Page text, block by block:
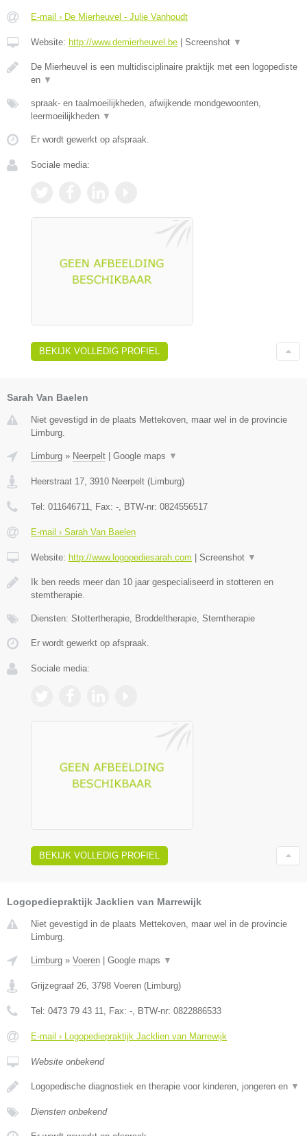
E-mail › De Mierheuvel - Julie Vanhoudt
Website: http://www.demierheuvel.be Screenshot ▼
De Mierheuvel is een multidisciplinaire praktijk met een logopediste
en ▼
spraak- en taalmoeilijkheden, afwijkende mondgewoonten,
leermoeilijkheden ▼
Er wordt gewerkt op afspraak.
Sociale media:
BEKIJK VOLLEDIG PROFIEL
Sarah Van Baelen
Niet gevestigd in de plaats Mettekoven, maar wel in de provincie
Limburg.
Limburg » Neerpelt Google maps ▼
Heerstraat 17, 3910 Neerpelt (Limburg)
Tel: 011646711, Fax: -, BTW-nr: 0824556517
E-mail › Sarah Van Baelen
Website: http://www.logopediesarah.com Screenshot ▼
Ik ben reeds meer dan 10 jaar gespecialiseerd in stotteren en
stemtherapie.
Diensten: Stottertherapie, Broddeltherapie, Stemtherapie
Er wordt gewerkt op afspraak.
Sociale media:
BEKIJK VOLLEDIG PROFIEL
Logopediepraktijk Jacklien van Marrewijk
Niet gevestigd in de plaats Mettekoven, maar wel in de provincie
Limburg.
Limburg » Voeren Google maps ▼
Grijzegraaf 26, 3798 Voeren (Limburg)
Tel: 0473 79 43 11, Fax: -, BTW-nr: 0822886533
E-mail › Logopediepraktijk Jacklien van Marrewijk
Website onbekend
Logopedische diagnostiek en therapie voor kinderen, jongeren en ▼
Diensten onbekend